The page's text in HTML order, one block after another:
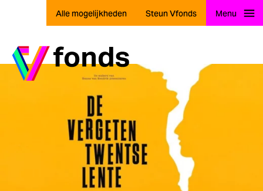
Ga naar home
Alle mogelijkheden Steun Vfonds Menu